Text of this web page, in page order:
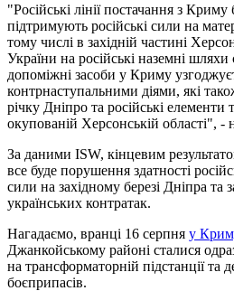
"Російські лінії постачання з Криму
підтримують російські сили на
тому числі в західній частині
України на російські наземні
допоміжні засоби у Криму
контрнаступальними діями, які
річку Дніпро та російські елементи
окупованій Херсонській області", -
За даними ISW, кінцевим
все буде порушення здатності
сили на західному березі Дніпра та
українських контратак.
Нагадаємо, вранці 16 серпня у
Джанкойському районі сталися
на трансформаторній підстанції та
боєприпасів.